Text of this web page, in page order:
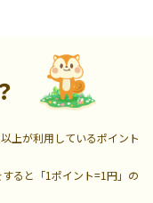
以上が利用しているポイント
すると「1ポイント=1円」の